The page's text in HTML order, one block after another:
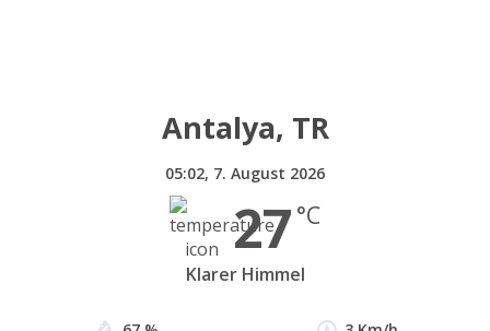
Antalya, TR
05:02, 7. August 2026
27 °C
Klarer Himmel